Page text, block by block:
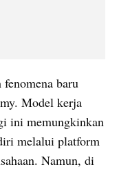
baru
Model kerja
ini memungkinkan
melalui platform
Namun, di